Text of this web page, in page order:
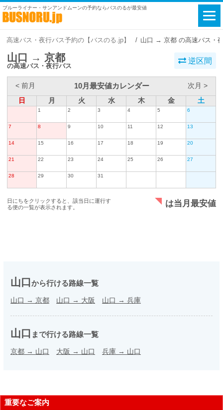
ブルーライナー・サンアンドムーンの予約ならバスのるが最安値
高速バス・夜行バス予約の【バスのる.jp】 山口 → 京都 の高速バス・
山口 → 京都
の高速バス・夜行バス
逆区間
< 前月 10月最安値カレンダー
次月 >
日
月 火 水 木 金 土
1 2 3 4 5 6
7 8 9 10 11 12 13
14 15 16 17 18 19 20
21 22 23 24 25 26 27
28 29 30 31
日にちをクリックすると、該当日に運行す
る便の一覧が表示されます。
は当月最安値
山口から行ける路線一覧
山口 → 京都 山口 → 大阪 山口 → 兵庫
山口 まで行ける路線一覧
京都 → 山口 大阪 → 山口 兵庫 → 山口
重要なご案内